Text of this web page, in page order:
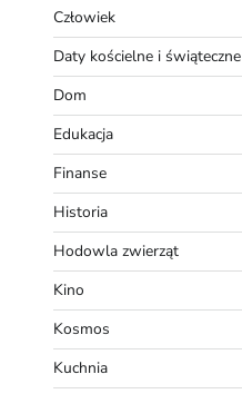
Człowiek
Daty kościelne i świąteczne
Dom
Edukacja
Finanse
Historia
Hodowla zwierząt
Kino
Kosmos
Kuchnia